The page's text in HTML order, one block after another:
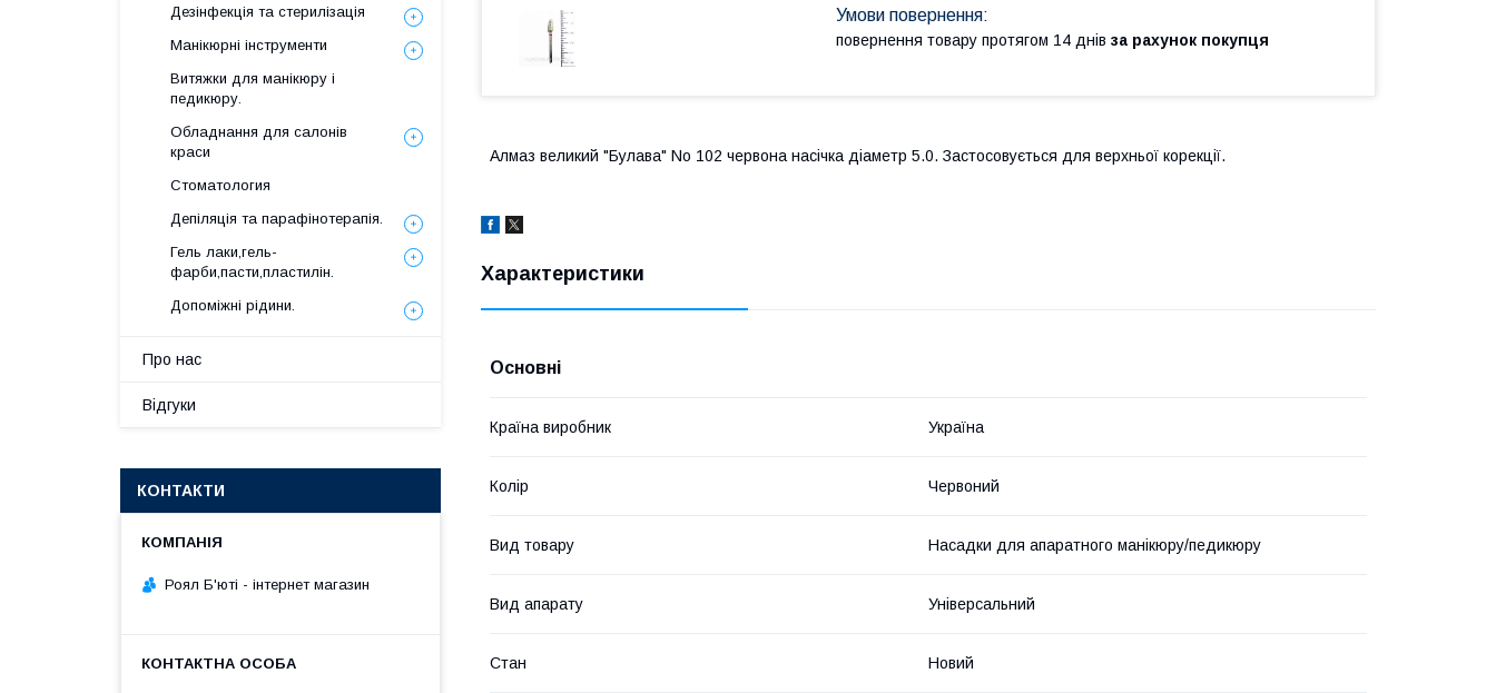
повернення товару протягом 14 днів за рахунок покупця
Алмаз великий "Булава" No 102 червона насічка діаметр 5.0. Застосовується для верхньої корекції.
Характеристики
Основні
Країна виробник Україна
Колір Червоний
Вид товару Насадки для апаратного манікюру/педикюру
Вид апарату Універсальний
Стан Новий
Дезінфекція та стерилізація
Манікюрні інструменти
Витяжки для манікюру і
педикюру.
Обладнання для салонів
краси
Стоматология
Депіляція та парафінотерапія.
Гель лаки,гель-
фарби,пасти,пластилін.
Допоміжні рідини.
Про нас
Відгуки
КОНТАКТИ
Роял Б'юті - інтернет магазин